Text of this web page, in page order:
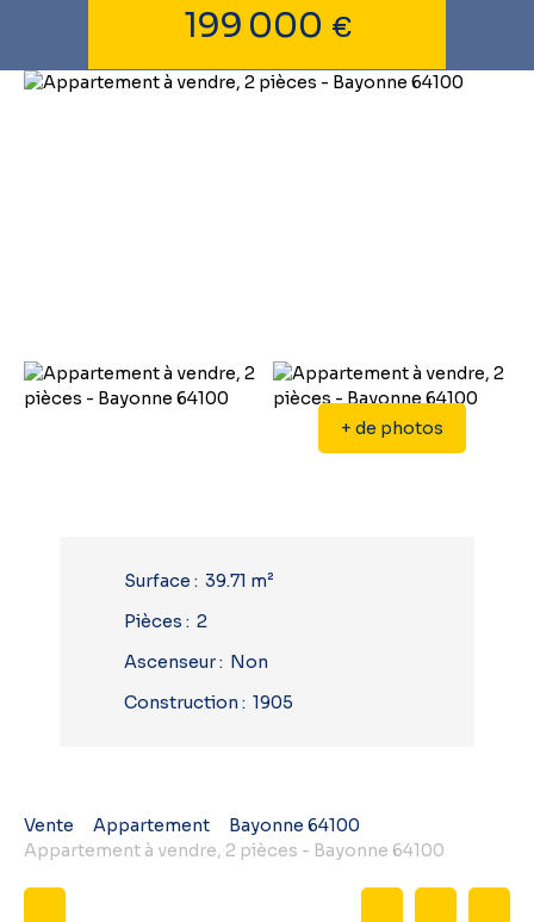
199 000 €
+ de photos
Surface : 39.71 m²
Pièces : 2
Ascenseur: Non
Construction : 1905
Vente Appartement
Bayonne 64100
Appartement à vendre, 2 pièces - Bayonne 64100